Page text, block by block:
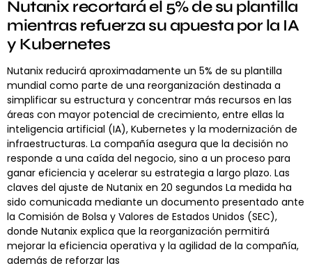
Nutanix recortará el 5% de su plantilla
mientras refuerza su apuesta por la IA
y Kubernetes
Nutanix reducirá aproximadamente un 5% de su plantilla
mundial como parte de una reorganización destinada a
simplificar su estructura y concentrar más recursos en las
áreas con mayor potencial de crecimiento, entre ellas la
inteligencia artificial (IA), Kubernetes y la modernización de
infraestructuras. La compañía asegura que la decisión no
responde a una caída del negocio, sino a un proceso para
ganar eficiencia y acelerar su estrategia a largo plazo. Las
claves del ajuste de Nutanix en 20 segundos La medida ha
sido comunicada mediante un documento presentado ante
la Comisión de Bolsa y Valores de Estados Unidos (SEC),
donde Nutanix explica que la reorganización permitirá
mejorar la eficiencia operativa y la agilidad de la compañía,
además de reforzar las